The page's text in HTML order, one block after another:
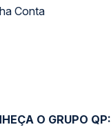
Minha Conta
O GRUPO QP: